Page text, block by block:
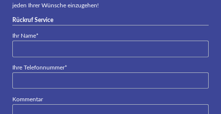
jeden Ihrer Wünsche einzugehen!
Rückruf Service
Pflichtfeld
Ihr Name*
Pflichtfeld
Ihre Telefonnummer*
Kommentar